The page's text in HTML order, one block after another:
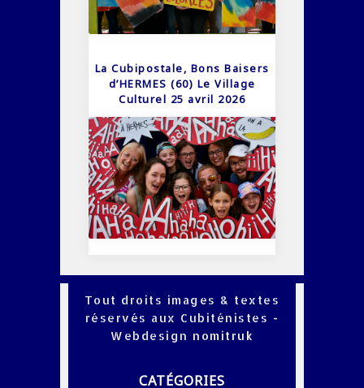
La Cubipostale, Bons Baisers
d’HERMES (60) Le Village
Culturel 25 avril 2026
Tout droits images & textes
réservés aux Cubiténistes -
Webdesign nomitruk
CATÉGORIES